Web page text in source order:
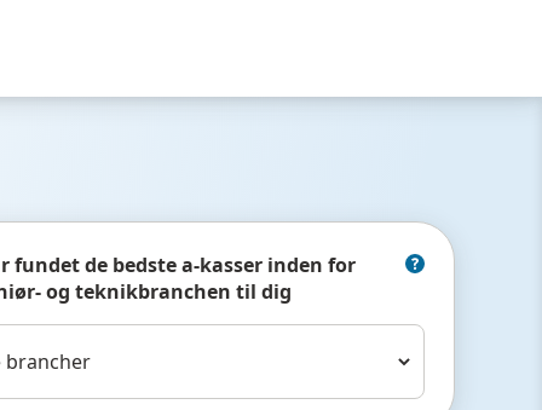
fundet de bedste a-kasser inden for
og teknikbranchen til dig